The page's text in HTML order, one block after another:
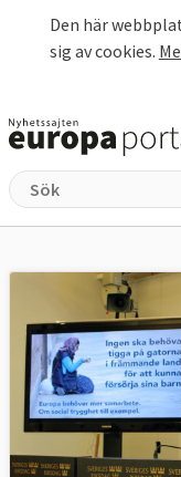
Den här
sig av cookies.